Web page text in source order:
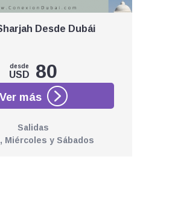
Desde Dubái
desde
USD 80
Salidas
Miércoles y Sábados